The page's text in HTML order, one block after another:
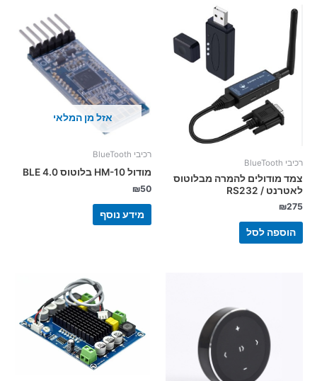
רכיבי BlueTooth
צמד מודולים להמרה מבלוטוס
לאטרנט / RS232
₪275
הוספה לסל
אזל מן המלאי
רכיבי BlueTooth
מודול HM-10 בלוטוס BLE 4.0
₪50
מידע נוסף